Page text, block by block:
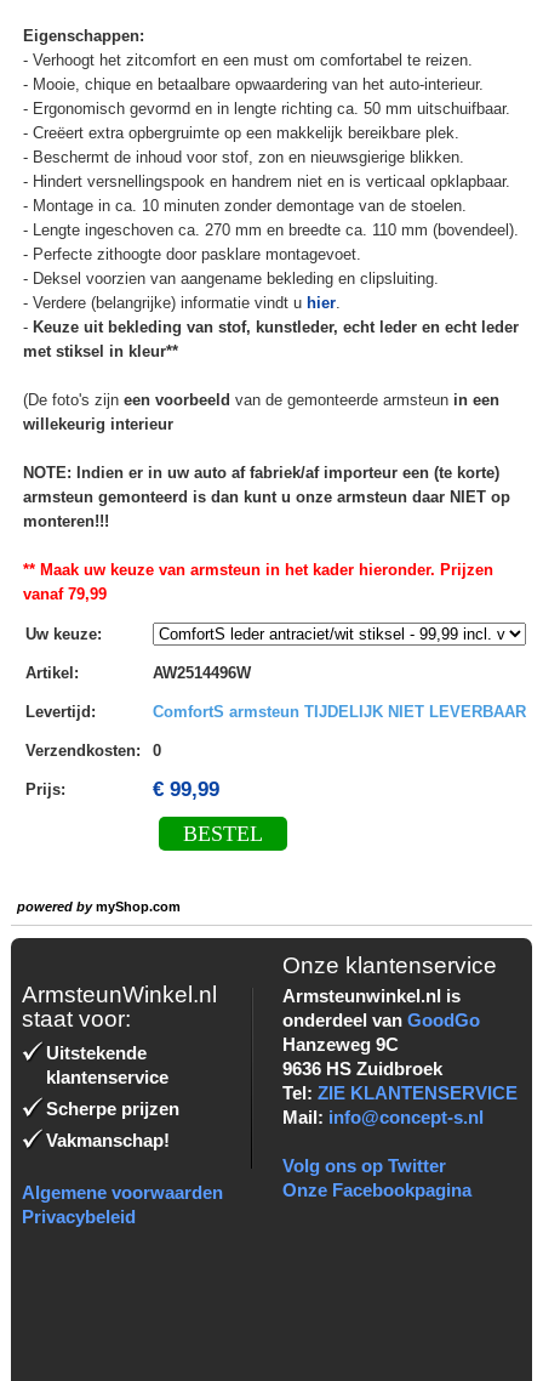
Eigenschappen:
- Verhoogt het zitcomfort en een must om comfortabel te reizen.
- Mooie, chique en betaalbare opwaardering van het auto-interieur.
- Ergonomisch gevormd en in lengte richting ca. 50 mm uitschuifbaar.
- Creëert extra opbergruimte op een makkelijk bereikbare plek.
- Beschermt de inhoud voor stof, zon en nieuwsgierige blikken.
- Hindert versnellingspook en handrem niet en is verticaal opklapbaar.
- Montage in ca. 10 minuten zonder demontage van de stoelen.
- Lengte ingeschoven ca. 270 mm en breedte ca. 110 mm (bovendeel).
- Perfecte zithoogte door pasklare montagevoet.
- Deksel voorzien van aangename bekleding en clipsluiting.
- Verdere (belangrijke) informatie vindt u hier.
- Keuze uit bekleding van stof, kunstleder, echt leder en echt leder
met stiksel in kleur**
(De foto's zijn een voorbeeld van de gemonteerde armsteun in een
willekeurig interieur
NOTE: Indien er in uw auto af fabriek/af importeur een (te korte)
armsteun gemonteerd is dan kunt u onze armsteun daar NIET op
monteren!!!
** Maak uw keuze van armsteun in het kader hieronder. Prijzen
vanaf 79,99
Uw keuze:
Artikel : AW2514496W
Levertijd : ComfortS armsteun TIJDELIJK NIET LEVERBAAR
Verzendkosten: 0
Prijs: € 99,99
BESTEL
powered bymyShop.com
ArmsteunWinkel.nl
staat voor:
Uitstekende
klantenservice
Scherpe prijzen
Vakmanschap!
Algemene voorwaarden
Privacybeleid
Onze klantenservice
Armsteunwinkel.nl is
onderdeel van GoodGo
Hanzeweg 9C
9636 HS Zuidbroek
Tel: ZIE KLANTENSERVICE
Mail: info@concept-s.nl
Volg ons op Twitter
Onze Facebookpagina